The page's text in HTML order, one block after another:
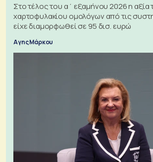
Στο τέλος του α΄ εξαμήνου 2026 η αξία
χαρτοφυλακίου ομολόγων από τις
είχε διαμορφωθεί σε 95 δισ. ευρώ
Αγης Μάρκου